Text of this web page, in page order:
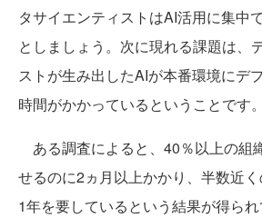
タサイエンティストはAI活用に集中
としましょう。次に現れる課題は、
ストが生み出したAIが本番環境にデ
時間がかかっているということです。
ある調査によると、40％以上の組
せるのに2ヵ月以上かかり、半数近
1年を要しているという結果が得ら